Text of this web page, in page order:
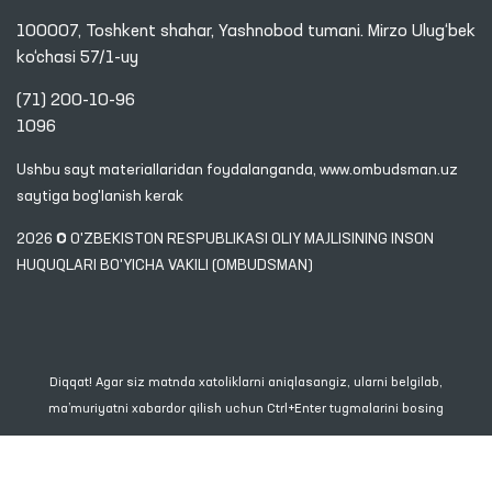
100007, Toshkent shahar, Yashnobod tumani. Mirzo Ulug‘bek
ko‘chasi 57/1-uy
(71) 200-10-96
1096
Ushbu sayt materiallaridan foydalanganda, www.ombudsman.uz
saytiga bog'lanish kerak
2026 © O'ZBEKISTON RESPUBLIKASI OLIY MAJLISINING INSON
HUQUQLARI BO'YICHA VAKILI (OMBUDSMAN)
Diqqat! Agar siz matnda xatoliklarni aniqlasangiz, ularni belgilab,
ma’muriyatni xabardor qilish uchun Ctrl+Enter tugmalarini bosing